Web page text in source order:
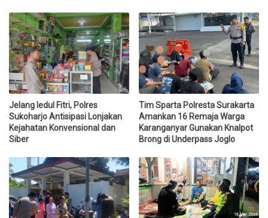
Jelang Iedul Fitri, Polres
Sukoharjo Antisipasi Lonjakan
Kejahatan Konvensional dan
Siber
Tim Sparta Polresta Surakarta
Amankan 16 Remaja Warga
Karanganyar Gunakan Knalpot
Brong di Underpass Joglo